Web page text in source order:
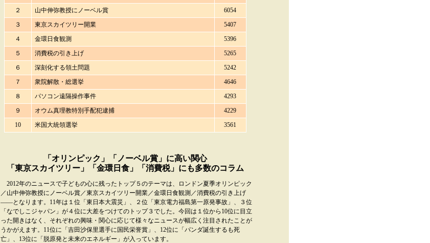
２
山中伸弥教授にノーベル賞
6054
３
東京スカイツリー開業
5407
４
金環日食観測
5396
５
消費税の引き上げ
5265
６
深刻化する領土問題
5242
７
衆院解散・総選挙
4646
８
パソコン遠隔操作事件
4293
９
オウム真理教特別手配犯逮捕
4229
10
米国大統領選挙 3561
「オリンピック」「ノーベル賞」に高い関心
「東京スカイツリー」「金環日食」「消費税」にも多数のコラム
2012年のニュースで子どもの心に残ったトップ５のテーマは、ロンドン夏季オリンピック
／山中伸弥教授にノーベル賞／東京スカイツリー開業／金環日食観測／消費税の引き上げ
――となります。11年は１位「東日本大震災」、２位「東京電力福島第一原発事故」、３位
「なでしこジャパン」が４位に大差をつけてのトップ３でした。今回は１位から10位に目立
った開きはなく、それぞれの興味・関心に応じて様々なニュースが幅広く注目されたことが
うかがえます。11位に「吉田沙保里選手に国民栄誉賞」、12位に「パンダ誕生するも死
亡」、13位に「脱原発と未来のエネルギー」が入っています。